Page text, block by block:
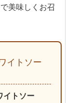
美味しくお召
イトソー
イトソー